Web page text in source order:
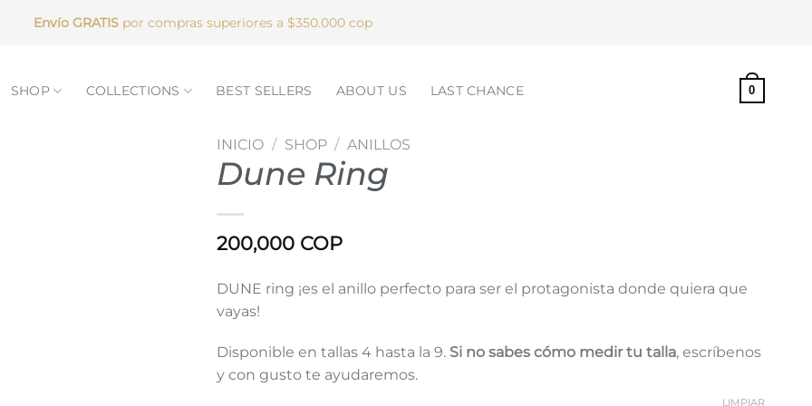
Envío GRATIS por compras superiores a $350.000 cop
SHOP COLLECTIONS BEST SELLERS ABOUT US LAST CHANCE 0
INICIO / SHOP / ANILLOS
Dune Ring
200,000 COP
DUNE ring ¡es el anillo perfecto para ser el protagonista donde quiera que
vayas!
Disponible en tallas 4 hasta la 9. Si no sabes cómo medir tu talla, escríbenos
y con gusto te ayudaremos.
LIMPIAR